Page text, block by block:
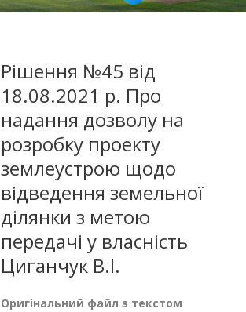
Рішення №45 від
18.08.2021 р. Про
надання дозволу на
розробку проекту
землеустрою щодо
відведення земельної
ділянки з метою
передачі у власність
Циганчук В.І.
Оригінальний файл з текстом